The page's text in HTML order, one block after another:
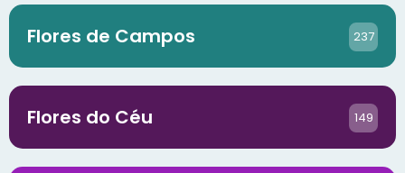
Flores de Campos 237
Flores do Céu 149